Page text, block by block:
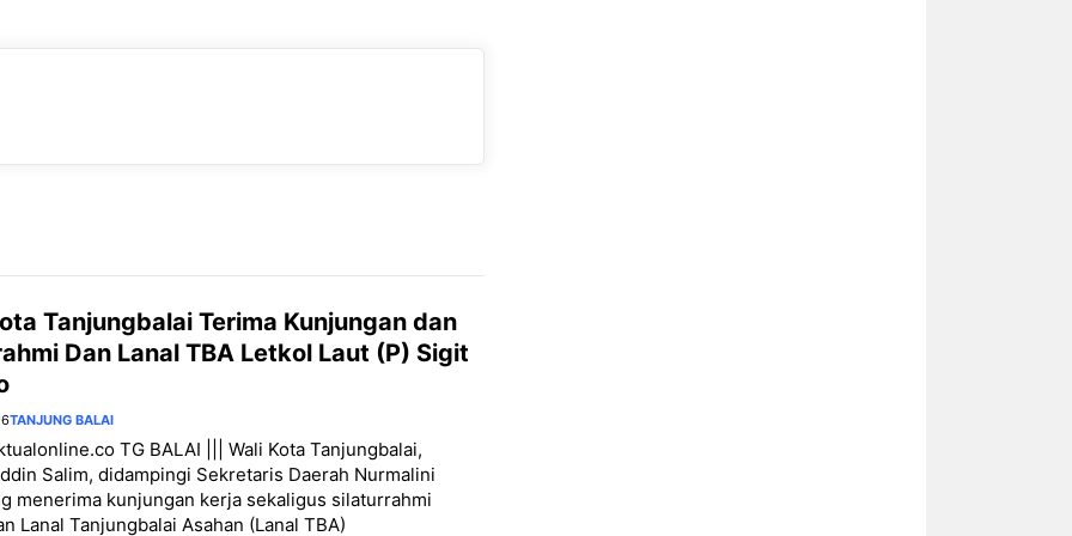
Tanjungbalai Terima Kunjungan dan
Dan Lanal TBA Letkol Laut (P) Sigit
TANJUNG BALAI
TG BALAI ||| Wali Kota Tanjungbalai,
Salim, didampingi Sekretaris Daerah Nurmalini
menerima kunjungan kerja sekaligus silaturrahmi
Lanal Tanjungbalai Asahan (Lanal TBA)